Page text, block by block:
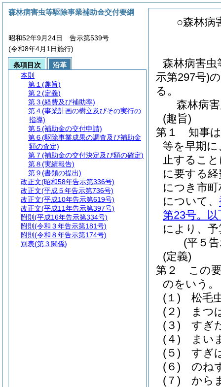
○森林病
森林病害虫
示第297号)
る。
森林病
(趣旨)
第１
知事
等を早期
止するこ
に要する
につき市
について、
第23号。
により、
(平５
(定義)
第２
この
のをいう。
(１)
松毛
(２)
まつ
(３)
すぎ
(４)
まい
(５)
すぎ
(６)
のね
(７)
から
森林病害虫等駆除事業補助金交付要綱
昭和52年9月24日 告示第539号
(令和8年4月1日施行)
条項目次
沿革
本則
第１ (趣旨)
第２(定義)
第３(経費及び補助率)
第４(事業計画の樹立及びその実行の
指導)
第５(補助金の交付申請)
第６(駆除事業成果の調査及び補助金
額の査定)
第７(補助金の交付決定及び額の確定)
第８(実績報告)
第９(書類の提出)
改正文(昭和58年告示第336号)
改正文(平成５年告示第736号)
改正文(平成10年告示第619号)
改正文(平成11年告示第397号)
附則 (平成16年告示第334号)
附則 (令和３年告示第181号)
附則 (令和８年告示第174号)
別表(第３関係)